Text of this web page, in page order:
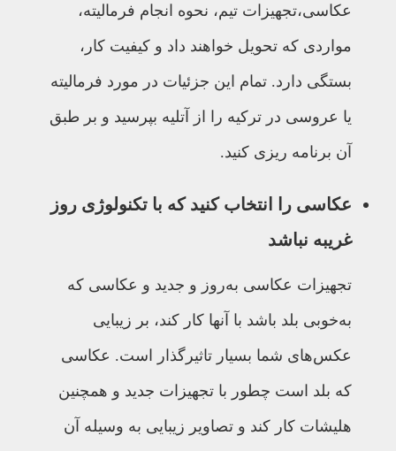
عکاسی،تجهیزات تیم، نحوه انجام فرمالیته،
مواردی که تحویل خواهند داد و کیفیت کار،
بستگی دارد. تمام این جزئیات در مورد فرمالیته
یا عروسی در ترکیه را از آتلیه بپرسید و بر طبق
آن برنامه ریزی کنید.
عکاسی را انتخاب کنید که با تکنولوژی روز
غریبه نباشد
تجهیزات عکاسی به‌روز و جدید و عکاسی که
به‌خوبی بلد باشد با آنها کار کند، بر زیبایی
عکس‌های شما بسیار تاثیرگذار است. عکاسی
که بلد است چطور با تجهیزات جدید و همچنین
هلیشات کار کند و تصاویر زیبایی به وسیله آن